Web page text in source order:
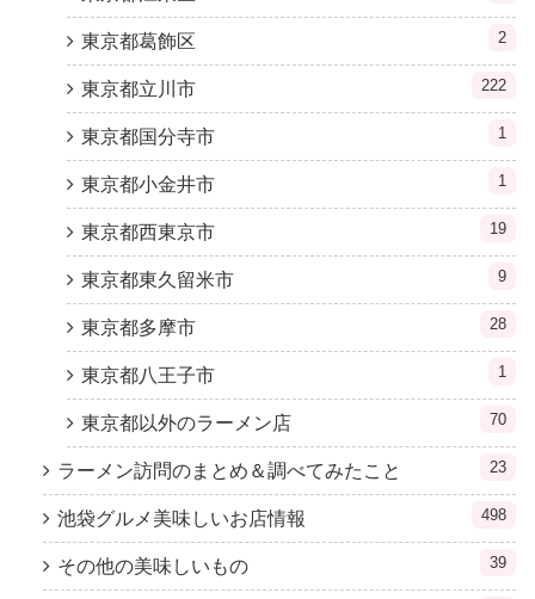
東京都葛飾区 2
東京都立川市 222
東京都国分寺市 1
東京都小金井市 1
東京都西東京市 19
東京都東久留米市 9
東京都多摩市 28
東京都八王子市 1
東京都以外のラーメン店 70
ラーメン訪問のまとめ＆調べてみたこと 23
池袋グルメ美味しいお店情報 498
その他の美味しいもの 39